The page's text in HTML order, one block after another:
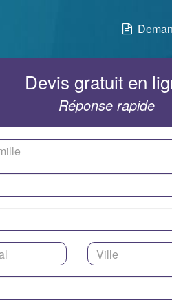
Devis gratuit en
Réponse rapide